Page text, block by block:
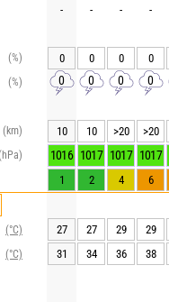
(%)
(%)
(km)
(°C)
(°C)
- - - -
0 0 0 0
0 0 0 0
10 10 >20 >20
1016 1017 1017 1017
1 2 4 6
27 27 29 29
31
34 36 38